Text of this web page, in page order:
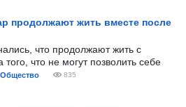
продолжают жить вместе после
что продолжают жить с
что не могут позволить себе
Общество 835